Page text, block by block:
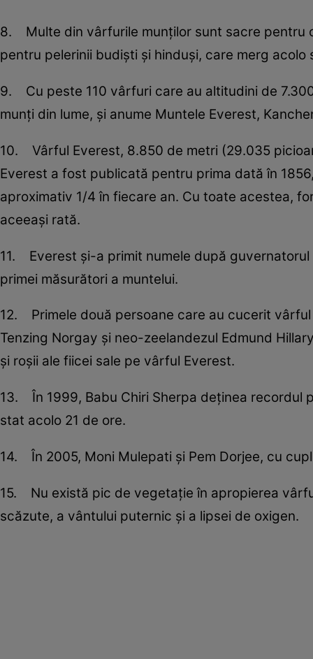
8. Multe din vârfurile munţilor sunt sacre pentru
pentru pelerinii budişti şi hinduşi, care merg acolo
9. Cu peste 110 vârfuri care au altitudini de
munţi din lume, şi anume Muntele Everest,
10. Vârful Everest, 8.850 de metri (29.035
Everest a fost publicată pentru prima dată în
aproximativ 1/4 în fiecare an. Cu toate acestea,
aceeaşi rată.
11. Everest şi-a primit numele după guvernatorul
primei măsurători a muntelui.
12. Primele două persoane care au cucerit vârful
Tenzing Norgay şi neo-zeelandezul Edmund
şi roşii ale fiicei sale pe vârful Everest.
13. În 1999, Babu Chiri Sherpa deţinea recordul
stat acolo 21 de ore.
14. În 2005, Moni Mulepati şi Pem Dorjee, cu
15. Nu există pic de vegetaţie în apropierea
scăzute, a vântului puternic şi a lipsei de oxigen.